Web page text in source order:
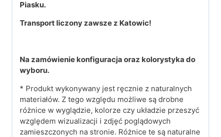
Piasku.
Transport liczony zawsze z Katowic!
Na zamówienie konfiguracja oraz kolorystyka do
wyboru.
* Produkt wykonywany jest ręcznie z naturalnych
materiałów. Z tego względu możliwe są drobne
różnice w wyglądzie, kolorze czy układzie przeszyć
względem wizualizacji i zdjęć poglądowych
zamieszczonych na stronie. Różnice te są naturalne